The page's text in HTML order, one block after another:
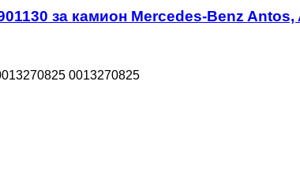
за камион Mercedes-Benz Antos,
0013270825